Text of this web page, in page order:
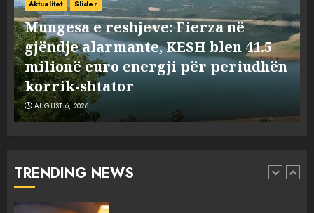
Aktualitet Botë Slider
Vera të rrezikshme: Si po e
ndryshojnë valët e të nxehtit dhe
zjarret jetën në Europë
AUGUST 6, 2026
TRENDING NEWS
5
Vera të rrezikshme: Si po e
ndryshojnë valët e të nxehtit
dhe zjarret jetën në Europë
AUGUST 6, 2026
1
Nga pushimet në Dhërmi,
AUGUST 6, 2026